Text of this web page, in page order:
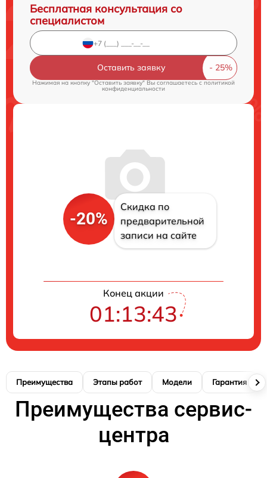
Бесплатная консультация со
специалистом
Оставить заявку
Нажимая на кнопку "Оставить заявку" Вы соглашаетесь cполитикой
конфиденциальности
-20%
Скидка по
предварительной
записи на сайте
Конец акции
01:13:42
Преимущества Этапы работ Модели Гарантия
Преимущества сервис-
центра